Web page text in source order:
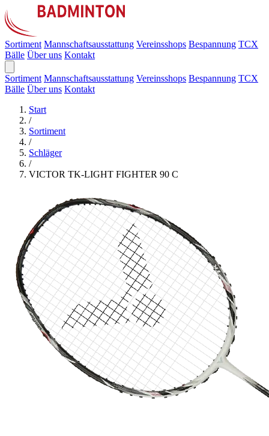
Sortiment Mannschaftsausstattung Vereinsshops Bespannung TCX
Bälle Über uns Kontakt
Sortiment Mannschaftsausstattung Vereinsshops Bespannung TCX
Bälle Über uns Kontakt
Start
/
Sortiment
/
Schläger
/
VICTOR TK-LIGHT FIGHTER 90 C